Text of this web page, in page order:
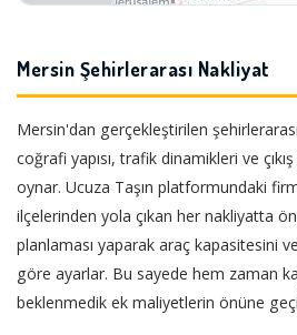
Mersin Şehirlerarası Nakliyat
Mersin'dan gerçekleştirilen
coğrafi yapısı, trafik dinamikleri ve
oynar. Ucuza Taşın platformundaki
ilçelerinden yola çıkan her nakliyatta
planlaması yaparak araç kapasitesini
göre ayarlar. Bu sayede hem zaman
beklenmedik ek maliyetlerin önüne